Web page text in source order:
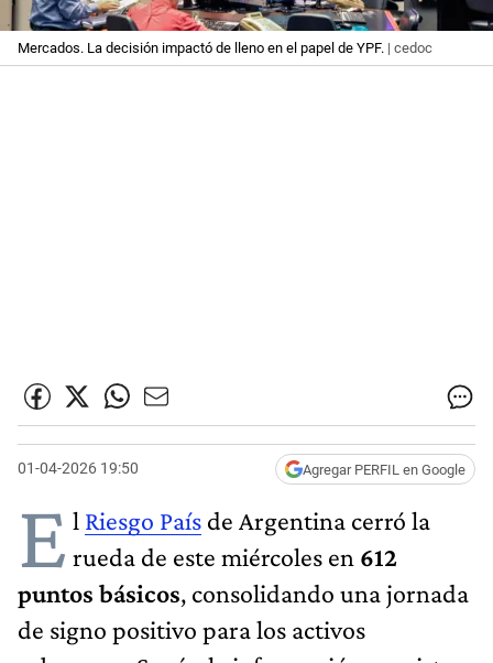
Mercados. La decisión impactó de lleno en el papel de YPF. | cedoc
01-04-2026 19:50 Agregar PERFIL en Google
E l Riesgo País de Argentina cerró la
rueda de este miércoles en 612
puntos básicos, consolidando una jornada
de signo positivo para los activos